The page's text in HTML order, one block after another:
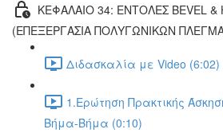
ΚΕΦΑΛΑΙΟ 34: ΕΝΤΟΛΕΣ BEVEL &
(ΕΠΕΞΕΡΓΑΣΙΑ ΠΟΛΥΓΩΝΙΚΩΝ
Διδασκαλία με Video (6:02)
1.Ερώτηση Πρακτικής
Βήμα-Βήμα (0:10)